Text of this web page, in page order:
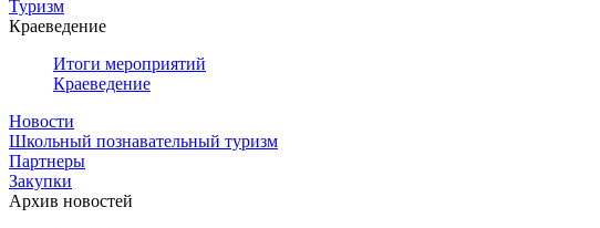
Туризм
Краеведение
Итоги мероприятий
Краеведение
Новости
Школьный познавательный туризм
Партнеры
Закупки
Архив новостей